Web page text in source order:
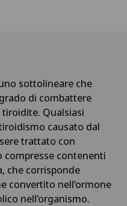
sottolineare che
di combattere
Qualsiasi
causato dal
trattato con
compresse contenenti
che corrisponde
convertito nell’ormone
nell’organismo.